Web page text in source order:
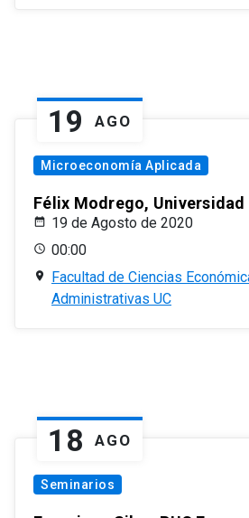
19 AGO
Microeconomía Aplicada
Félix Modrego,
19 de Agosto de 2020
00:00
Facultad de Ciencias
Administrativas UC
18 AGO
Seminarios